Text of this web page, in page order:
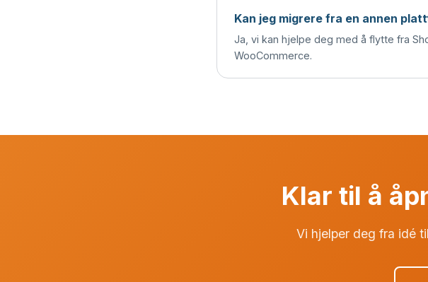
Kan jeg migrere fra en annen
Ja, vi kan hjelpe deg med å flytte fra
WooCommerce.
Klar til å
Vi hjelper deg fra idé